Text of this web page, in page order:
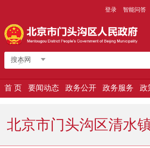
登录 智能问答
搜本网
首 页 要闻动态 政务公开 政务服务 政
北京市门头沟区清水